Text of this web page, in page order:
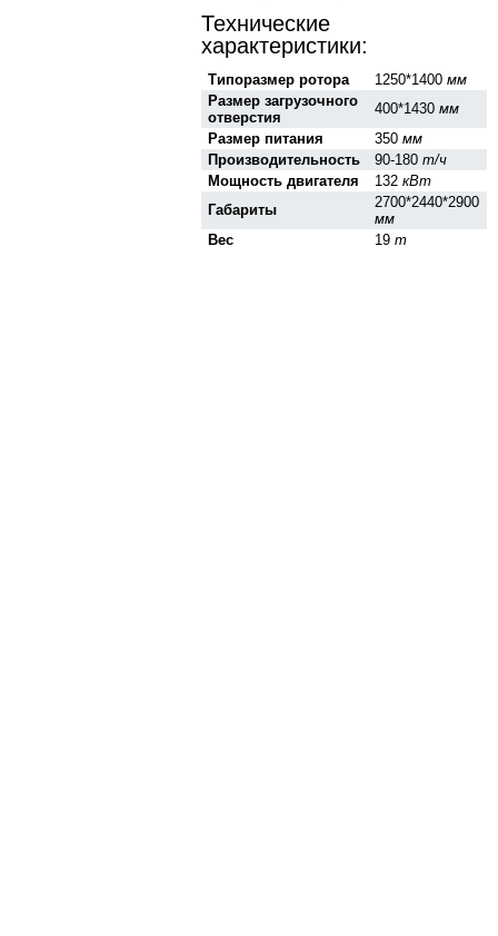
Технические
характеристики:
Типоразмер ротора 1250*1400мм
Размер загрузочного
отверстия
400*1430мм
Размер питания
350мм
Производительность
90-180т/ч
Мощность двигателя
132кВт
Габариты
2700*2440*2900
мм
Вес
19т